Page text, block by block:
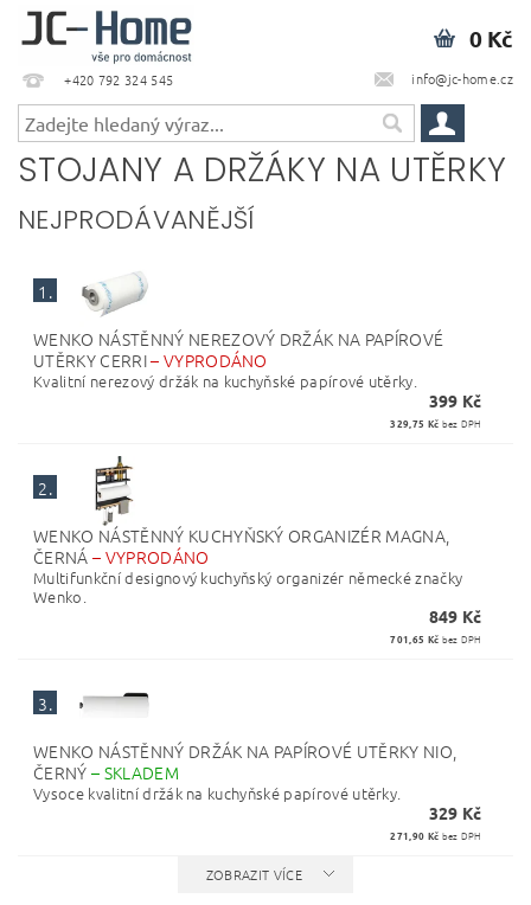
+420 792 324 545 info@jc-home.cz
0 Kč
STOJANY A DRŽÁKY NA UTĚRKY
NEJPRODÁVANĚJŠÍ
1.
WENKO NÁSTĚNNÝ NEREZOVÝ DRŽÁK NA PAPÍROVÉ
UTĚRKY CERRI– VYPRODÁNO
Kvalitní nerezový držák na kuchyňské papírové utěrky.
399 Kč
329,75 Kč bez DPH
2.
WENKO NÁSTĚNNÝ KUCHYŇSKÝ ORGANIZÉR MAGNA,
ČERNÁ– VYPRODÁNO
Multifunkční designový kuchyňský organizér německé značky
Wenko.
849 Kč
701,65 Kč bez DPH
3.
WENKO NÁSTĚNNÝ DRŽÁK NA PAPÍROVÉ UTĚRKY NIO,
ČERNÝ– SKLADEM
Vysoce kvalitní držák na kuchyňské papírové utěrky.
329 Kč
271,90 Kč bez DPH
ZOBRAZIT VÍCE